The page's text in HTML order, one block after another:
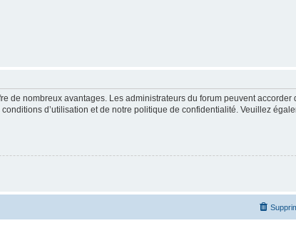
de nombreux avantages. Les administrateurs du forum peuvent
d’utilisation et de notre politique de confidentialité. Veuillez